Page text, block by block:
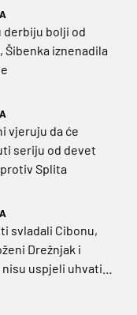
derbiju bolji od
Šibenka iznenadila
vjeruju da će
seriju od devet
Splita
svladali Cibonu,
Drežnjak i
uspjeli uhvatiti